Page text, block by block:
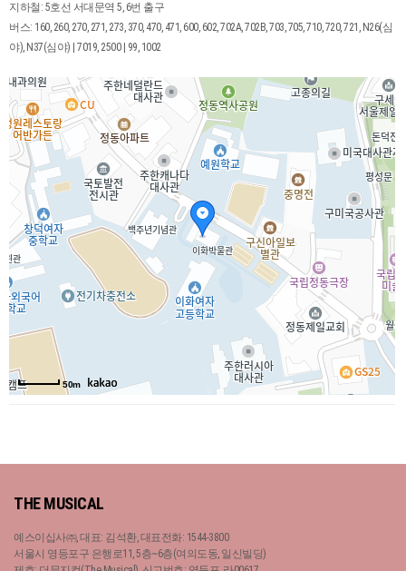
지하철: 5호선 서대문역 5, 6번 출구
버스: 160, 260, 270, 271, 273, 370, 470, 471, 600, 602, 702A, 702B, 703, 705, 710, 720, 721, N26(심
야), N37(심야) | 7019, 2500 | 99, 1002
50m
THE MUSICAL
예스이십사㈜, 대표: 김석환, 대표전화: 1544-3800
서울시 영등포구 은행로11, 5층~6층(여의도동, 일신빌딩)